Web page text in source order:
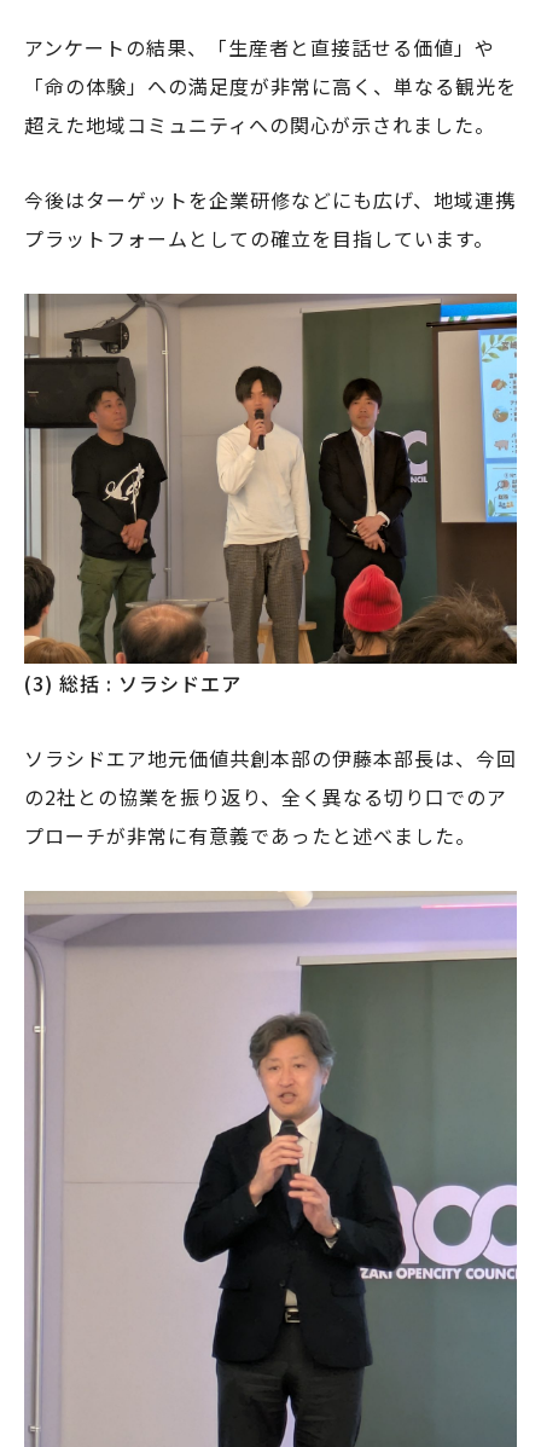
アンケートの結果、「生産者と直接話せる価値」や
「命の体験」への満足度が非常に高く、単なる観光を
超えた地域コミュニティへの関心が示されました。
今後はターゲットを企業研修などにも広げ、地域連携
プラットフォームとしての確立を目指しています。
(3) 総括 : ソラシドエア
ソラシドエア地元価値共創本部の伊藤本部長は、今回
の2社との協業を振り返り、全く異なる切り口でのア
プローチが非常に有意義であったと述べました。